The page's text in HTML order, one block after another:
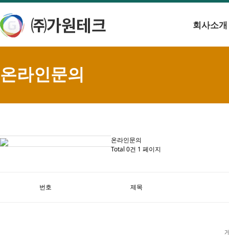
회사소개
온라인문의
온라인문의
Total 0건 1 페이지
번호 제목